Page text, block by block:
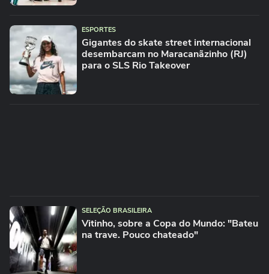
ESPORTES
Gigantes do skate street internacional
desembarcam no Maracanãzinho (RJ)
para o SLS Rio Takeover
SELEÇÃO BRASILEIRA
Vitinho, sobre a Copa do Mundo: "Bateu
na trave. Pouco chateado"